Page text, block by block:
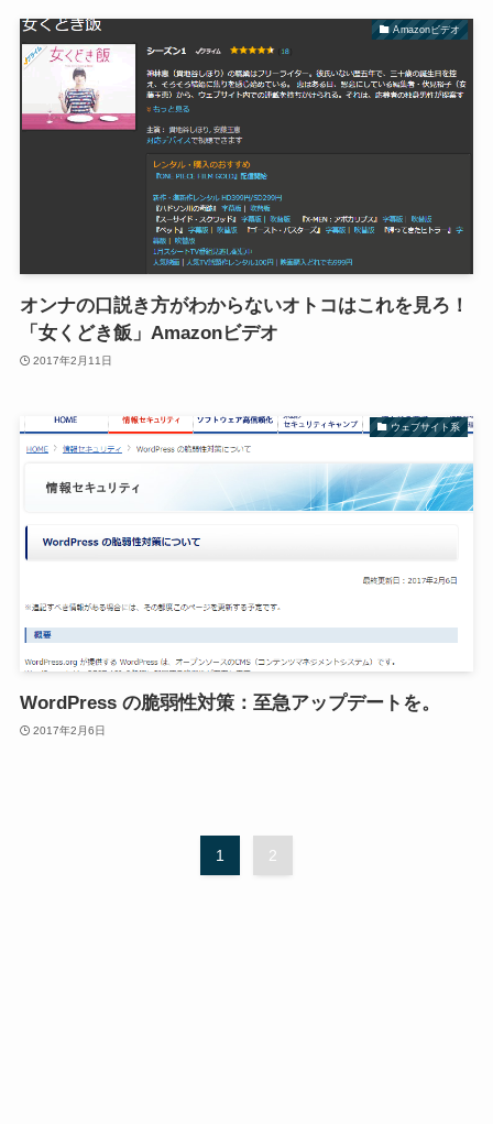
Amazonビデオ
オンナの口説き方がわからないオトコはこれを見ろ！
「女くどき飯」Amazonビデオ
2017年2月11日
ウェブサイト系
WordPress の脆弱性対策：至急アップデートを。
2017年2月6日
1 2